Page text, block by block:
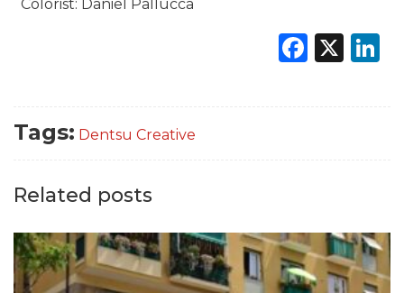
Colorist: Daniel Pallucca
X
Tags: Dentsu Creative
Related posts